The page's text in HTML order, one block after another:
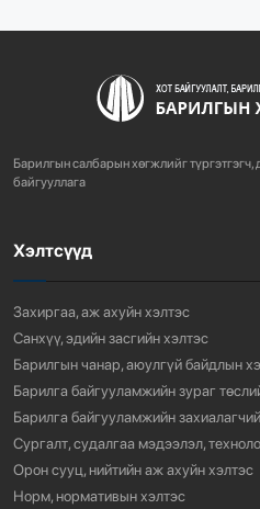
ХОТ БАЙГУУЛАЛТЫН
3 сарын өмнө
Барилгын салбарын хөгжлийг түргэтгэгч,
байгууллага
Хэлтсүүд
Захиргаа, аж ахуйн хэлтэс
Санхүү, эдийн засгийн хэлтэс
Барилгын чанар, аюулгүй байдлын
Барилга байгууламжийн зураг
Барилга байгууламжийн
Сургалт, судалгаа мэдээлэл,
Орон сууц, нийтийн аж ахуйн хэлтэс
Норм, нормативын хэлтэс